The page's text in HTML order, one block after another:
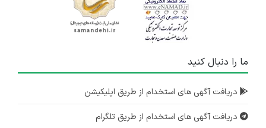
ما را دنبال کنید
دریافت آگهی های استخدام از طریق اپلیکیشن
دریافت آگهی های استخدام از طریق تلگرام